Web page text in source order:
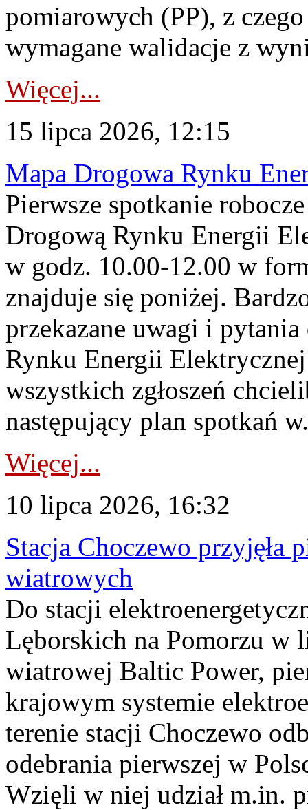
pomiarowych (PP), z
wymagane walidacje z
Więcej...
15 lipca 2026, 12:15
Mapa Drogowa Rynku
Pierwsze spotkanie
Drogową Rynku Energii
w godz. 10.00-12.00 w
znajduje się poniżej.
przekazane uwagi i
Rynku Energii
wszystkich zgłoszeń
następujący plan spotkań
Więcej...
10 lipca 2026, 16:32
Stacja Choczewo przyjęła
wiatrowych
Do stacji
Lęborskich na Pomorzu w
wiatrowej Baltic Power,
krajowym systemie
terenie stacji Choczewo
odebrania pierwszej w
Wzięli w niej udział m.in.